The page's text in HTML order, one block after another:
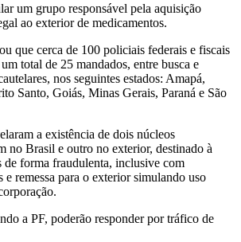
um grupo responsável pela aquisição
ao exterior de medicamentos.
que cerca de 100 policiais federais e fiscais
total de 25 mandados, entre busca e
nos seguintes estados: Amapá,
Santo, Goiás, Minas Gerais, Paraná e São
a existência de dois núcleos
no Brasil e outro no exterior, destinado à
de forma fraudulenta, inclusive com
e remessa para o exterior simulando uso
a PF, poderão responder por tráfico de